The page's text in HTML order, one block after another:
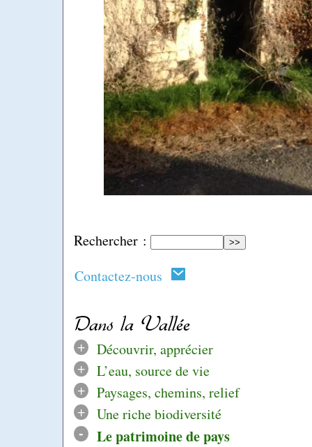
Rechercher :
Contactez-nous
Dans la Vallée
+
Découvrir, apprécier
+
L’eau, source de vie
+
Paysages, chemins, relief
+
Une riche biodiversité
- Le patrimoine de pays